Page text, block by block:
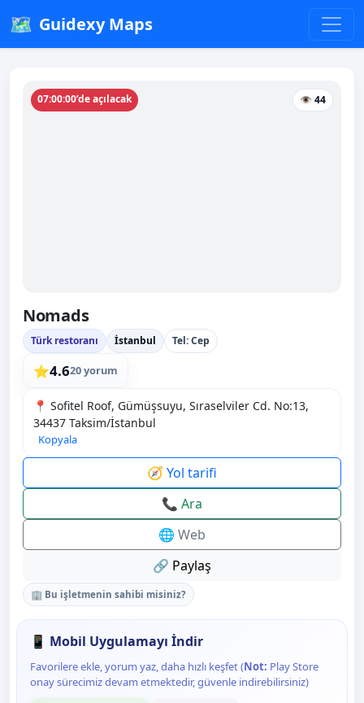
🗺️ Guidexy Maps
07:00:00’de açılacak 👁 44
Nomads
Türk restoranı İstanbul Tel: Cep
⭐4.620 yorum
📍 Sofitel Roof, Gümüşsuyu, Sıraselviler Cd. No:13,
34437 Taksim/İstanbul
Kopyala
🧭 Yol tarifi
📞 Ara
🌐 Web
🔗 Paylaş
🏢 Bu işletmenin sahibi misiniz?
📱 Mobil Uygulamayı İndir
Favorilere ekle, yorum yaz, daha hızlı keşfet (Not: Play Store
onay sürecimiz devam etmektedir, güvenle indirebilirsiniz)